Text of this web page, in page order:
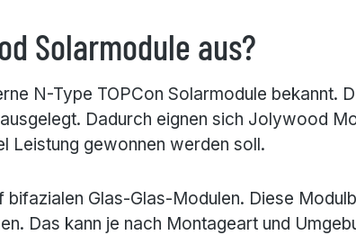
Solarmodule aus?
N-Type TOPCon Solarmodule bekannt.
Dadurch eignen sich Jolywood
Leistung gewonnen werden soll.
bifazialen Glas-Glas-Modulen. Diese
Das kann je nach Montageart und